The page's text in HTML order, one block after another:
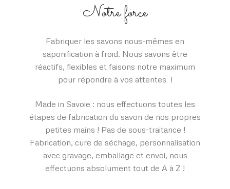
Notre force
Fabriquer les savons nous-mêmes en
saponification à froid. Nous savons être
réactifs, flexibles et faisons notre maximum
pour répondre à vos attentes !
Made in Savoie : nous effectuons toutes les
étapes de fabrication du savon de nos propres
petites mains ! Pas de sous-traitance !
Fabrication, cure de séchage, personnalisation
avec gravage, emballage et envoi, nous
effectuons absolument tout de A à Z !